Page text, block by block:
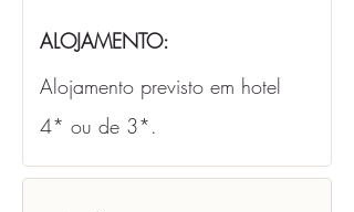
ALOJAMENTO:
Alojamento previsto em hotel
4* ou de 3*.